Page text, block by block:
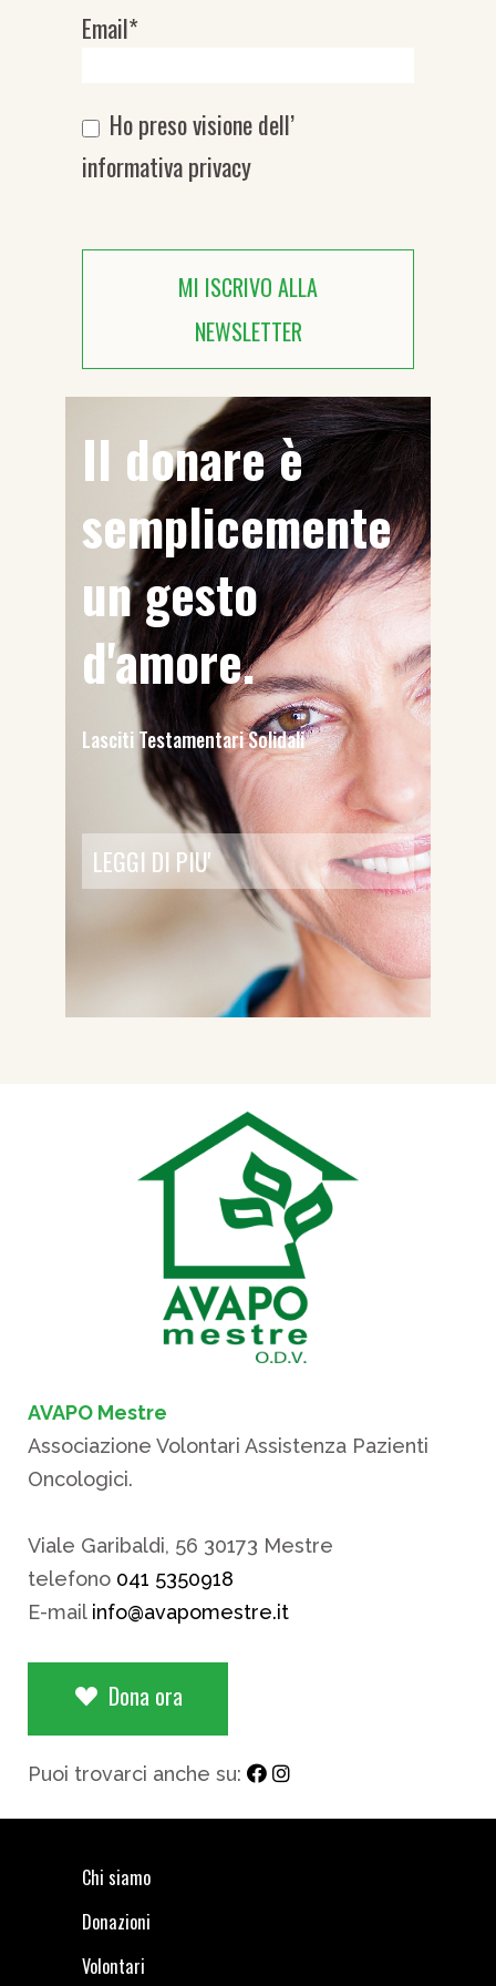
Email*
Ho preso visione dell’
informativa privacy
MI ISCRIVO ALLA
NEWSLETTER
Il donare è
semplicemente
un gesto
d'amore.
Lasciti Testamentari Solidali
LEGGI DI PIU'
AVAPO Mestre
Associazione Volontari Assistenza Pazienti
Oncologici.
Viale Garibaldi, 56 30173 Mestre
telefono 041 5350918
E-mail info@avapomestre.it
Dona ora
Puoi trovarci anche su:
Chi siamo
Donazioni
Volontari